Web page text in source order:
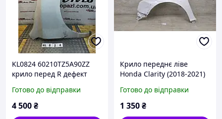
KL0824 60210TZ5A90ZZ
крило перед R дефект
Готово до відправки
4 500₴
Крило переднє ліве
Honda Clarity (2018-2021)
(надрив, вмятина)
Готово до відправки
1 350₴